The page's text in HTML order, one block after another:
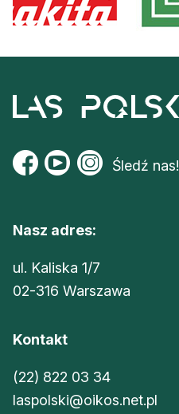
Śledź nas!
Nasz adres:
ul. Kaliska 1/7
02-316 Warszawa
Kontakt
(22) 822 03 34
laspolski@oikos.net.pl